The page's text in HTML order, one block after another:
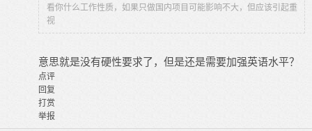
看你什么工作性质，如果只做国内项目可能影响不大，但应该引起重
视
意思就是没有硬性要求了，但是还是需要加强英语水平？
点评
回复
打赏
举报